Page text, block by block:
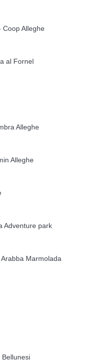
Coop Alleghe
al Fornel
Alleghe
Alleghe
Adventure park
Marmolada